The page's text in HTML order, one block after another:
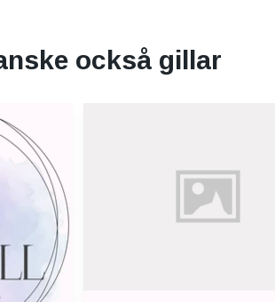
också gillar